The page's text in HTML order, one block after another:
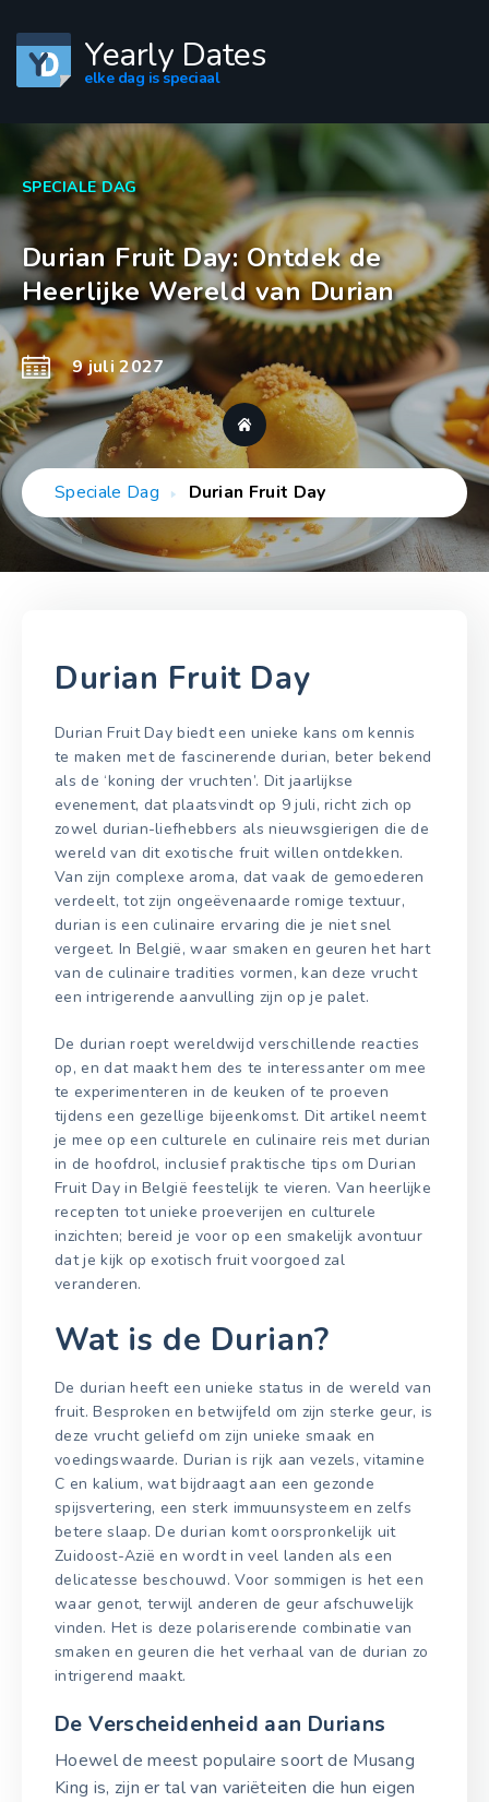
Yearly Dates
elke dag is speciaal
SPECIALE DAG
Durian Fruit Day: Ontdek de
Heerlijke Wereld van Durian
9 juli 2027
Speciale Dag Durian Fruit Day
Durian Fruit Day
Durian Fruit Day biedt een unieke kans om kennis
te maken met de fascinerende durian, beter bekend
als de ‘koning der vruchten’. Dit jaarlijkse
evenement, dat plaatsvindt op 9 juli, richt zich op
zowel durian-liefhebbers als nieuwsgierigen die de
wereld van dit exotische fruit willen ontdekken.
Van zijn complexe aroma, dat vaak de gemoederen
verdeelt, tot zijn ongeëvenaarde romige textuur,
durian is een culinaire ervaring die je niet snel
vergeet. In België, waar smaken en geuren het hart
van de culinaire tradities vormen, kan deze vrucht
een intrigerende aanvulling zijn op je palet.
De durian roept wereldwijd verschillende reacties
op, en dat maakt hem des te interessanter om mee
te experimenteren in de keuken of te proeven
tijdens een gezellige bijeenkomst. Dit artikel neemt
je mee op een culturele en culinaire reis met durian
in de hoofdrol, inclusief praktische tips om Durian
Fruit Day in België feestelijk te vieren. Van heerlijke
recepten tot unieke proeverijen en culturele
inzichten; bereid je voor op een smakelijk avontuur
dat je kijk op exotisch fruit voorgoed zal
veranderen.
Wat is de Durian?
De durian heeft een unieke status in de wereld van
fruit. Besproken en betwijfeld om zijn sterke geur, is
deze vrucht geliefd om zijn unieke smaak en
voedingswaarde. Durian is rijk aan vezels, vitamine
C en kalium, wat bijdraagt aan een gezonde
spijsvertering, een sterk immuunsysteem en zelfs
betere slaap. De durian komt oorspronkelijk uit
Zuidoost-Azië en wordt in veel landen als een
delicatesse beschouwd. Voor sommigen is het een
waar genot, terwijl anderen de geur afschuwelijk
vinden. Het is deze polariserende combinatie van
smaken en geuren die het verhaal van de durian zo
intrigerend maakt.
De Verscheidenheid aan Durians
Hoewel de meest populaire soort de Musang
King is, zijn er tal van variëteiten die hun eigen